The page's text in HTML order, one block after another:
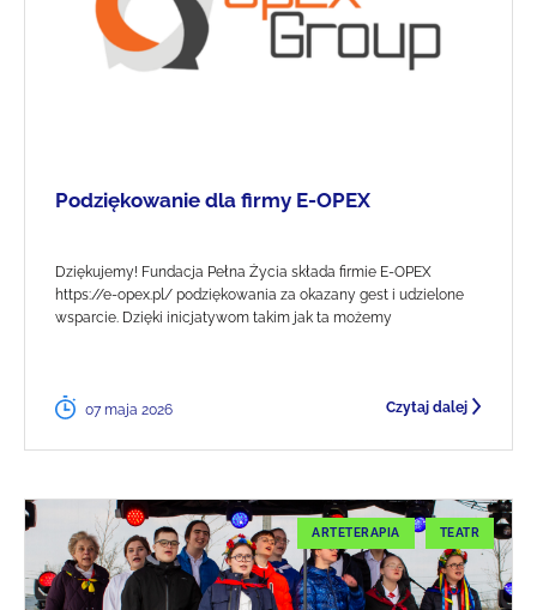
Podziękowanie dla firmy E-OPEX
Dziękujemy! Fundacja Pełna Życia składa firmie E-OPEX
https://e-opex.pl/ podziękowania za okazany gest i udzielone
wsparcie. Dzięki inicjatywom takim jak ta możemy
07 maja 2026 Czytaj dalej
ARTETERAPIA TEATR